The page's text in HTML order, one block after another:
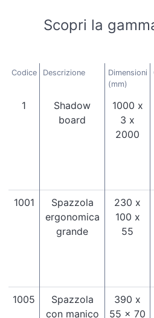
Scopri la
Codice Descrizione
Dimensioni
(mm)
1
Shadow
board
1000 x
3 x
2000
1001
Spazzola
ergonomica
grande
230 x
100 x
55
1005
Spazzola
con manico
390 x
55 x 70